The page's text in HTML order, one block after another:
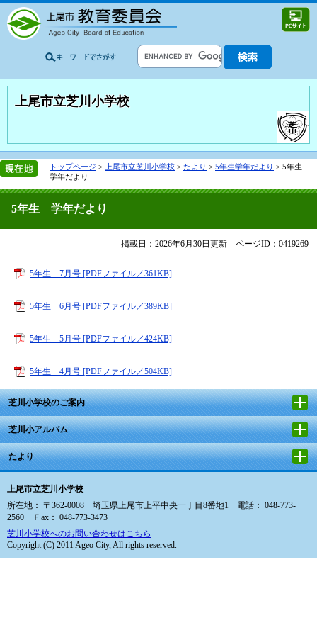
上尾市立芝川小学校
トップページ > 上尾市立芝川小学校 > たより > 5年生学年だより > 5年生
学年だより
5年生 学年だより
掲載日：2026年6月30日更新 ページID：0419269
5年生 7月号 [PDFファイル／361KB]
5年生 6月号 [PDFファイル／389KB]
5年生 5月号 [PDFファイル／424KB]
5年生 4月号 [PDFファイル／504KB]
芝川小学校のご案内
芝川小アルバム
たより
上尾市立芝川小学校
所在地： 〒362-0008 埼玉県上尾市上平中央一丁目8番地1 電話： 048-773-
2560 Ｆax： 048-773-3473
芝川小学校へのお問い合わせはこちら
Copyright (C) 2011 Ageo City, All rights reserved.